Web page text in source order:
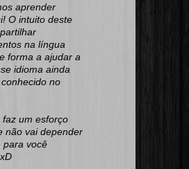
aprender
O intuito deste
na língua
forma a ajudar a
idioma ainda
no
faz um esforço
não vai depender
para você